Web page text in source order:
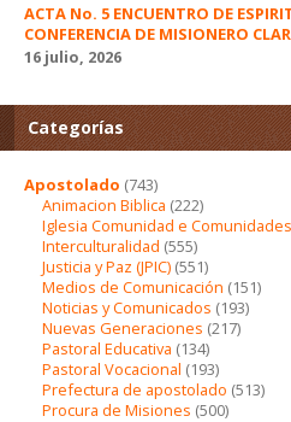
ACTA No. 5 ENCUENTRO DE
CONFERENCIA DE MISIONERO
16 julio, 2026
Categorías
Apostolado (743)
Animacion Biblica (222)
Iglesia Comunidad e Comunidades
Interculturalidad (555)
Justicia y Paz (JPIC) (551)
Medios de Comunicación (151)
Noticias y Comunicados (193)
Nuevas Generaciones (217)
Pastoral Educativa (134)
Pastoral Vocacional (193)
Prefectura de apostolado (513)
Procura de Misiones (500)